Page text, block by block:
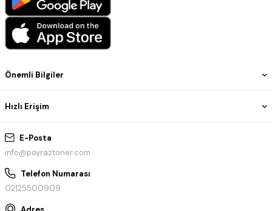
E-Posta
info@poyraztoner.com
Telefon Numarası
02125500909
Önemli Bilgiler
Hızlı Erişim